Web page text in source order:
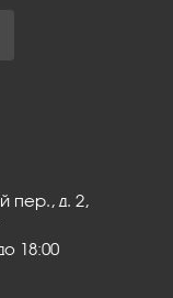
пер., д. 2,
18:00